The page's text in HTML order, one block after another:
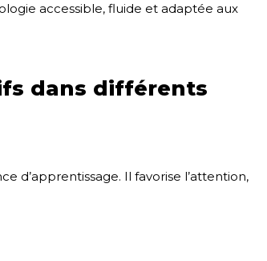
accessible, fluide et adaptée aux
dans différents
d’apprentissage. Il favorise l’attention,